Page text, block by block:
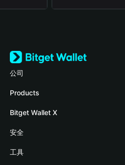
公司
關於 Bitget Wallet
部落格
學院
加密資訊
Products
Crypto Card
Stablecoin Earn
Payfi Crypto
Bitget Wallet X
開發者文件
連接錢包
安全
風險保障基金
工具